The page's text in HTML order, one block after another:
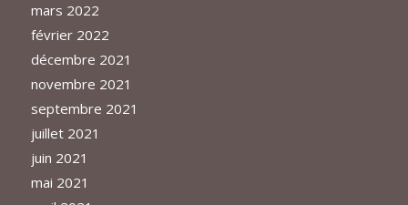
mars 2022
février 2022
décembre 2021
novembre 2021
septembre 2021
juillet 2021
juin 2021
mai 2021